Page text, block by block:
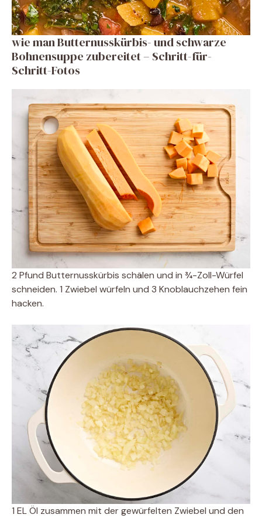
wie man Butternusskürbis- und schwarze
Bohnensuppe zubereitet – Schritt-für-
Schritt-Fotos
2 Pfund Butternusskürbis schälen und in ¾-Zoll-Würfel
schneiden. 1 Zwiebel würfeln und 3 Knoblauchzehen fein
hacken.
1 EL Öl zusammen mit der gewürfelten Zwiebel und den